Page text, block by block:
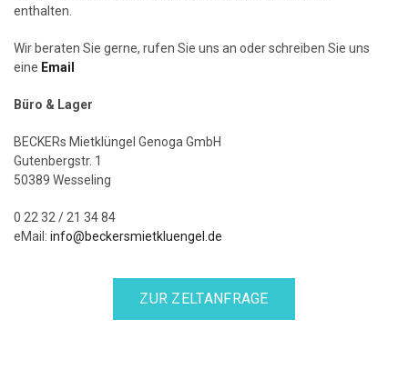
enthalten.
Wir beraten Sie gerne, rufen Sie uns an oder schreiben Sie uns
eine Email
Büro & Lager
BECKERs Mietklüngel Genoga GmbH
Gutenbergstr. 1
50389 Wesseling
0 22 32 / 21 34 84
eMail: info@beckersmietkluengel.de
ZUR ZELTANFRAGE